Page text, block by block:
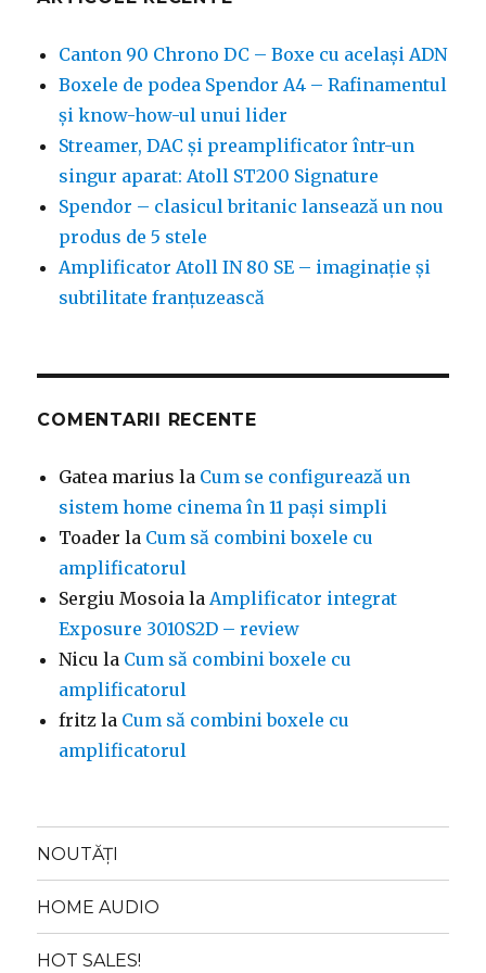
Canton 90 Chrono DC – Boxe cu același ADN
Boxele de podea Spendor A4 – Rafinamentul
și know-how-ul unui lider
Streamer, DAC și preamplificator într-un
singur aparat: Atoll ST200 Signature
Spendor – clasicul britanic lansează un nou
produs de 5 stele
Amplificator Atoll IN 80 SE – imaginație și
subtilitate franțuzească
COMENTARII RECENTE
Gatea marius la Cum se configurează un
sistem home cinema în 11 pași simpli
Toader la Cum să combini boxele cu
amplificatorul
Sergiu Mosoia laAmplificator integrat
Exposure 3010S2D – review
Nicu la Cum să combini boxele cu
amplificatorul
fritz la Cum să combini boxele cu
amplificatorul
NOUTĂȚI
HOME AUDIO
HOT SALES!